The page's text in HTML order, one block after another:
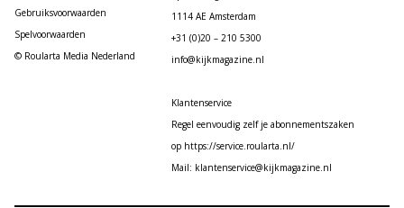
Gebruiksvoorwaarden
Spelvoorwaarden
© Roularta Media Nederland
1114 AE Amsterdam
+31 (0)20 – 210 5300
info@kijkmagazine.nl
Klantenservice
Regel eenvoudig zelf je abonnementszaken
op https://service.roularta.nl/
Mail: klantenservice@kijkmagazine.nl